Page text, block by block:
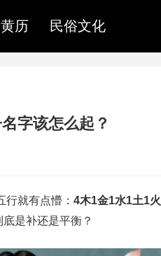
历 民俗文化
字该怎么起？
就有点懵： 4木1金1水1土1火
是补还是平衡？